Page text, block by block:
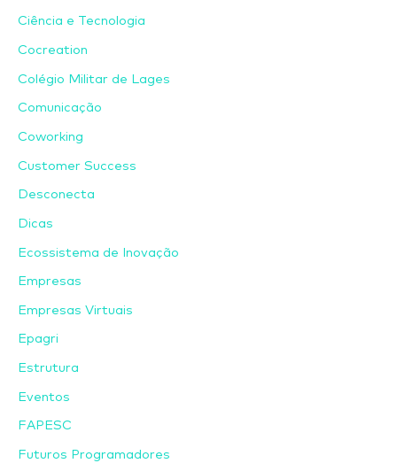
Ciência e Tecnologia
Cocreation
Colégio Militar de Lages
Comunicação
Coworking
Customer Success
Desconecta
Dicas
Ecossistema de Inovação
Empresas
Empresas Virtuais
Epagri
Estrutura
Eventos
FAPESC
Futuros Programadores